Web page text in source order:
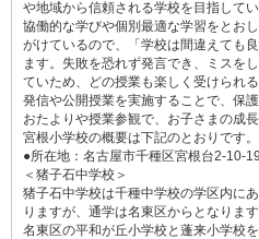
や地域から信頼される学校を目指して
協働的な学びや個別最適な学習をとお
がけているので、「学校は間違えても
ます。失敗を恐れず発言でき、ミスを
ていため、どの授業も楽しく受けられ
発信や公開授業を実施することで、保
おたよりや授業参観で、お子さまの成
宮根小学校の概要は下記のとおりです。
●所在地：名古屋市千種区宮根台2-10-19
＜猪子石中学校＞
猪子石中学校は千種中学校の学区内に
りますが、通学は名東区からとなります
名東区の平和が丘小学校と蓬来小学校